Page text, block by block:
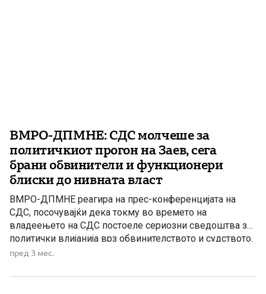
ВМРО-ДПМНЕ: СДС молчеше за
политичкиот прогон на Заев, сега
брани обвинители и функционери
блиски до нивната власт
ВМРО-ДПМНЕ реагира на прес-конференцијата на
СДС, посочувајќи дека токму во времето на
владеењето на СДС постоеле сериозни сведоштва за
политички влијанија врз обвинителството и судството.
Според партијата, обвинителката Лејла Кадриу од
Радмила Шеќеринска навечер оделе во канцелариите
пред 3 мес.